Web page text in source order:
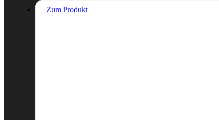
Zum Produkt